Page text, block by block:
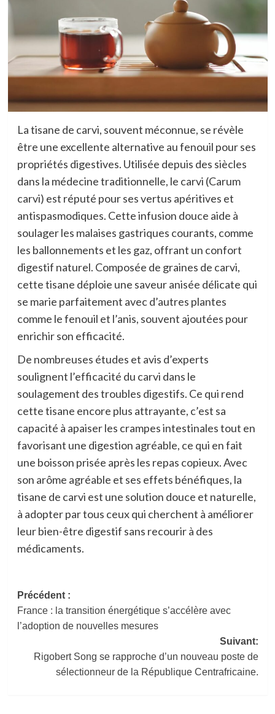
La tisane de carvi, souvent méconnue, se révèle
être une excellente alternative au fenouil pour ses
propriétés digestives. Utilisée depuis des siècles
dans la médecine traditionnelle, le carvi (Carum
carvi) est réputé pour ses vertus apéritives et
antispasmodiques. Cette infusion douce aide à
soulager les malaises gastriques courants, comme
les ballonnements et les gaz, offrant un confort
digestif naturel. Composée de graines de carvi,
cette tisane déploie une saveur anisée délicate qui
se marie parfaitement avec d’autres plantes
comme le fenouil et l’anis, souvent ajoutées pour
enrichir son efficacité.
De nombreuses études et avis d’experts
soulignent l’efficacité du carvi dans le
soulagement des troubles digestifs. Ce qui rend
cette tisane encore plus attrayante, c’est sa
capacité à apaiser les crampes intestinales tout en
favorisant une digestion agréable, ce qui en fait
une boisson prisée après les repas copieux. Avec
son arôme agréable et ses effets bénéfiques, la
tisane de carvi est une solution douce et naturelle,
à adopter par tous ceux qui cherchent à améliorer
leur bien-être digestif sans recourir à des
médicaments.
Navigation
d’article
Précédent :
France : la transition énergétique s’accélère avec
l’adoption de nouvelles mesures
Suivant:
Rigobert Song se rapproche d’un nouveau poste de
sélectionneur de la République Centrafricaine.